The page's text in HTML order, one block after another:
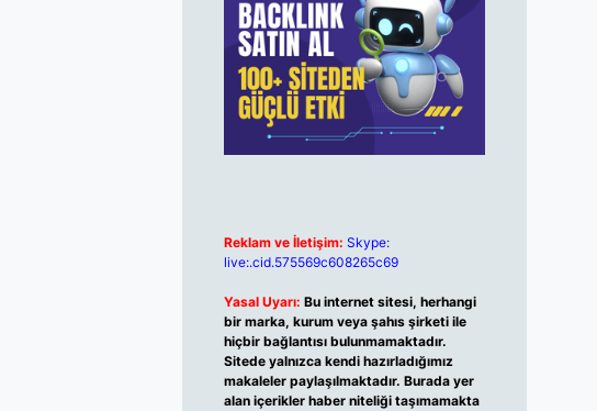
Reklam ve İletişim: Skype:
live:.cid.575569c608265c69
Yasal Uyarı: Bu internet sitesi, herhangi
bir marka, kurum veya şahıs şirketi ile
hiçbir bağlantısı bulunmamaktadır.
Sitede yalnızca kendi hazırladığımız
makaleler paylaşılmaktadır. Burada yer
alan içerikler haber niteliği taşımamakta